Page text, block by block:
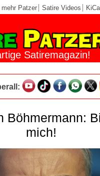
mehr Patzer Satire Videos
Satiremagazin!
Böhmermann:
mich!